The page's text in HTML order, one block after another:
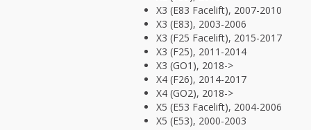
X3 (E83 Facelift), 2007-2010
X3 (E83), 2003-2006
X3 (F25 Facelift), 2015-2017
X3 (F25), 2011-2014
X3 (GO1), 2018->
X4 (F26), 2014-2017
X4 (GO2), 2018->
X5 (E53 Facelift), 2004-2006
X5 (E53), 2000-2003